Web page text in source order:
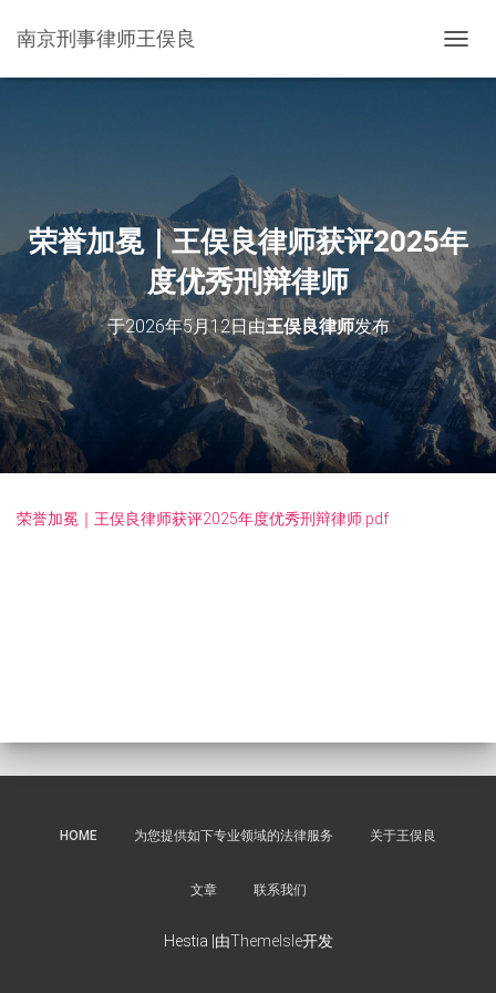
南京刑事律师王俣良
换
荣誉加冕｜王俣良律师获评2025年
度优秀刑辩律师
于2026年5月12日由王俣良律师发布
荣誉加冕｜王俣良律师获评2025年度优秀刑辩律师.pdf
HOME 为您提供如下专业领域的法律服务 关于王俣良
文章 联系我们
Hestia |由ThemeIsle开发